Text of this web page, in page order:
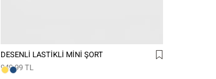
DESENLI LASTIKLI MINI ŞORT
949,99 TL